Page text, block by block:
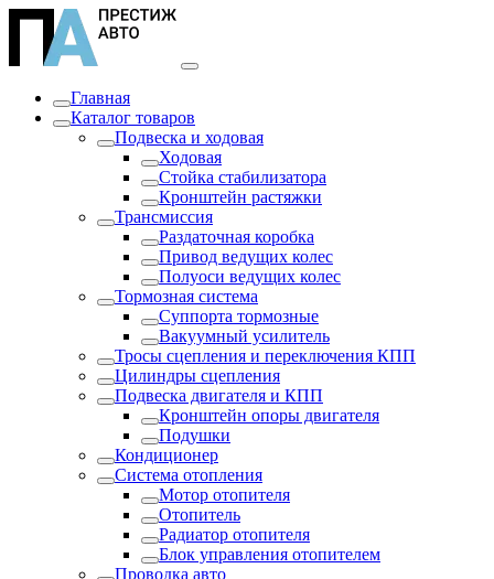
Главная
Каталог товаров
Подвеска и ходовая
Ходовая
Стойка стабилизатора
Кронштейн растяжки
Трансмиссия
Раздаточная коробка
Привод ведущих колес
Полуоси ведущих колес
Тормозная система
Суппорта тормозные
Вакуумный усилитель
Тросы сцепления и переключения КПП
Цилиндры сцепления
Подвеска двигателя и КПП
Кронштейн опоры двигателя
Подушки
Кондиционер
Система отопления
Мотор отопителя
Отопитель
Радиатор отопителя
Блок управления отопителем
Проводка авто